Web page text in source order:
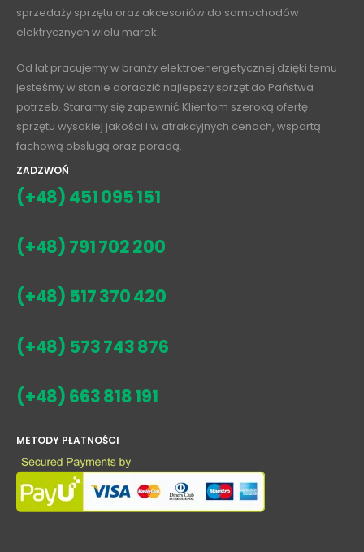
sprzedaży sprzętu oraz akcesoriów do samochodów
elektrycznych wielu marek.
Od lat pracujemy w branży elektroenergetycznej dzięki temu
jesteśmy w stanie doradzić najlepszy sprzęt do Państwa
potrzeb. Staramy się zapewnić Klientom szeroką ofertę
sprzętu wysokiej jakości i w atrakcyjnych cenach, wspartą
fachową obsługą oraz poradą.
ZADZWOŃ
(+48) 451 095 151
(+48) 791 702 200
(+48) 517 370 420
(+48) 573 743 876
(+48) 663 818 191
METODY PŁATNOŚCI